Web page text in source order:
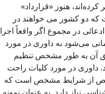
هنوز «قرارداد»
دو کشور می خواهند در
در مجموع اگر واقعاً اجرا
می‌شود به داوری در مورد
آن به طور مشخص تنظیم
داوری در مورد کلیات راحت
از شرایط مشخص است که